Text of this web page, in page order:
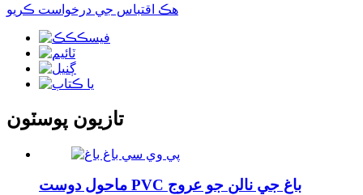
هڪ اقتباس جي درخواست ڪريو
تازيون پوسٽون
ماحول دوست PVC باغ جي نالن جو عروج